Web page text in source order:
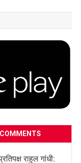
COMMENTS
राहुल गांधी: